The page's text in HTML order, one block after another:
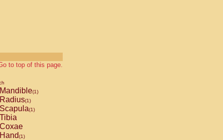
to top of this page.
Mandible(1)
Radius(1)
Scapula(1)
Tibia
Coxae
Hand(1)